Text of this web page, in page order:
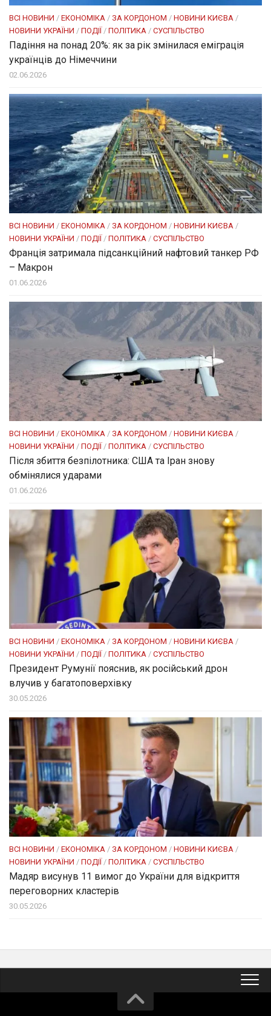
ВСІ НОВИНИ / ЕКОНОМІКА / ЗА КОРДОНОМ / НОВИНИ КИЄВА /
НОВИНИ УКРАЇНИ / ПОДІЇ / ПОЛІТИКА / СУСПІЛЬСТВО
Падіння на понад 20%: як за рік змінилася еміграція
українців до Німеччини
02.06.2026
ВСІ НОВИНИ / ЕКОНОМІКА / ЗА КОРДОНОМ / НОВИНИ КИЄВА /
НОВИНИ УКРАЇНИ / ПОДІЇ / ПОЛІТИКА / СУСПІЛЬСТВО
Франція затримала підсанкційний нафтовий танкер РФ
– Макрон
01.06.2026
ВСІ НОВИНИ / ЕКОНОМІКА / ЗА КОРДОНОМ / НОВИНИ КИЄВА /
НОВИНИ УКРАЇНИ / ПОДІЇ/ ПОЛІТИКА / СУСПІЛЬСТВО
Після збиття безпілотника: США та Іран знову
обмінялися ударами
01.06.2026
ВСІ НОВИНИ / ЕКОНОМІКА / ЗА КОРДОНОМ / НОВИНИ КИЄВА /
НОВИНИ УКРАЇНИ / ПОДІЇ/ ПОЛІТИКА / СУСПІЛЬСТВО
Президент Румунії пояснив, як російський дрон
влучив у багатоповерхівку
30.05.2026
ВСІ НОВИНИ / ЕКОНОМІКА / ЗА КОРДОНОМ / НОВИНИ КИЄВА /
НОВИНИ УКРАЇНИ / ПОДІЇ/ ПОЛІТИКА / СУСПІЛЬСТВО
Мадяр висунув 11 вимог до України для відкриття
переговорних кластерів
30.05.2026